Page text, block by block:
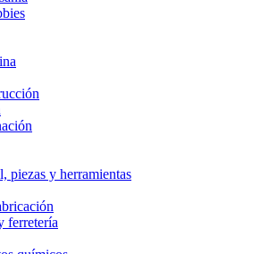
piezas y herramientas
ferretería